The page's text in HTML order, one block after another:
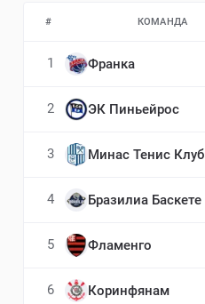
# КОМАНДА
1 Франка
2 ЭК Пиньейрос
3 Минас Тенис Клуб
4 Бразилиа Баскете
5 Фламенго
6 Коринфянам